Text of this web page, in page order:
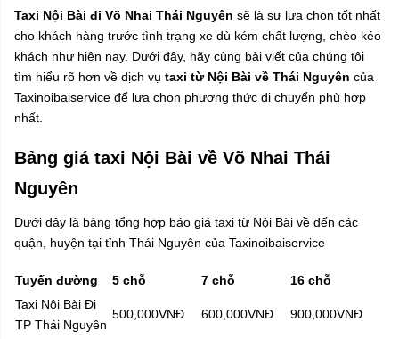
Taxi Nội Bài đi Võ Nhai Thái Nguyên sẽ là sự lựa chọn tốt nhất
cho khách hàng trước tình trạng xe dù kém chất lượng, chèo kéo
khách như hiện nay. Dưới đây, hãy cùng bài viết của chúng tôi
tìm hiểu rõ hơn về dịch vụ taxi từ Nội Bài về Thái Nguyên của
Taxinoibaiservice để lựa chọn phương thức di chuyển phù hợp
nhất.
Bảng giá taxi Nội Bài về Võ Nhai Thái
Nguyên
Dưới đây là bảng tổng hợp báo giá taxi từ Nội Bài về đến các
quận, huyện tại tỉnh Thái Nguyên của Taxinoibaiservice
Tuyến đường 5 chỗ 7 chỗ
16 chỗ
Taxi Nội Bài Đi
TP Thái Nguyên
500,000VNĐ 600,000VNĐ 900,000VNĐ